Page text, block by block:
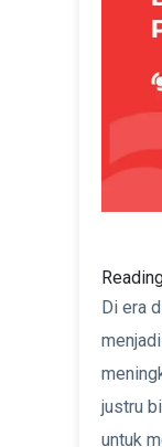
Di era
justru
untuk